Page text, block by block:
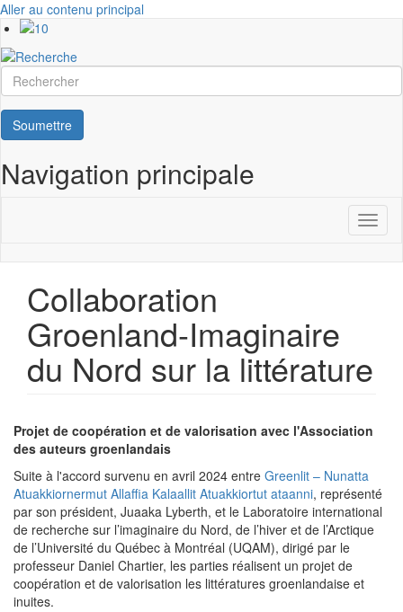
Aller au contenu principal
Rechercher
Soumettre
Navigation principale
Collaboration
Groenland-Imaginaire
du Nord sur la littérature
Projet de coopération et de valorisation avec l'Association
des auteurs groenlandais
Suite à l'accord survenu en avril 2024 entre Greenlit – Nunatta
Atuakkiornermut Allaffia Kalaallit Atuakkiortut ataanni, représenté
par son président, Juaaka Lyberth, et le Laboratoire international
de recherche sur l’imaginaire du Nord, de l’hiver et de l’Arctique
de l’Université du Québec à Montréal (UQAM), dirigé par le
professeur Daniel Chartier, les parties réalisent un projet de
coopération et de valorisation les littératures groenlandaise et
inuites.